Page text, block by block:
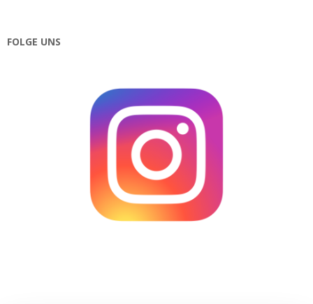
FOLGE UNS